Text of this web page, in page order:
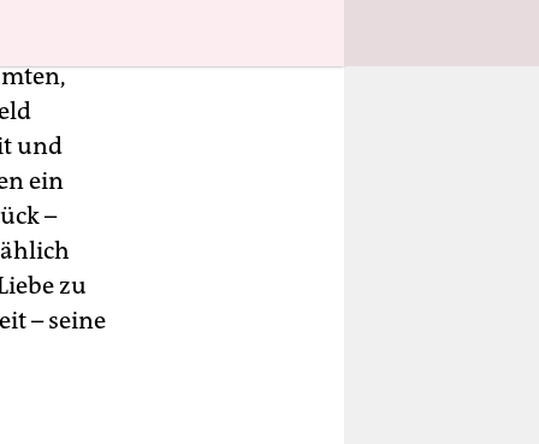
und
ein
–
zu
– seine